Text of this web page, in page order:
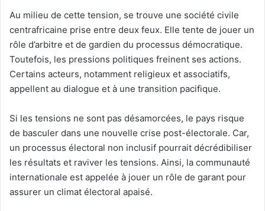
Au milieu de cette tension, se trouve une société civile
centrafricaine prise entre deux feux. Elle tente de jouer un
rôle d’arbitre et de gardien du processus démocratique.
Toutefois, les pressions politiques freinent ses actions.
Certains acteurs, notamment religieux et associatifs,
appellent au dialogue et à une transition pacifique.
Si les tensions ne sont pas désamorcées, le pays risque
de basculer dans une nouvelle crise post-électorale. Car,
un processus électoral non inclusif pourrait décrédibiliser
les résultats et raviver les tensions. Ainsi, la communauté
internationale est appelée à jouer un rôle de garant pour
assurer un climat électoral apaisé.